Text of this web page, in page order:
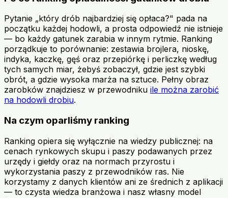
Pytanie „który drób najbardziej się opłaca?" pada na
początku każdej hodowli, a prosta odpowiedź nie istnieje
— bo każdy gatunek zarabia w innym rytmie. Ranking
porządkuje to porównanie: zestawia brojlera, nioskę,
indyka, kaczkę, gęś oraz przepiórkę i perliczkę według
tych samych miar, żebyś zobaczył, gdzie jest szybki
obrót, a gdzie wysoka marża na sztuce. Pełny obraz
zarobków znajdziesz w przewodniku ile można zarobić
na hodowli drobiu.
Na czym oparliśmy ranking
Ranking opiera się wyłącznie na wiedzy publicznej: na
cenach rynkowych skupu i paszy podawanych przez
urzędy i giełdy oraz na normach przyrostu i
wykorzystania paszy z przewodników ras. Nie
korzystamy z danych klientów ani ze średnich z aplikacji
— to czysta wiedza branżowa i nasz własny model